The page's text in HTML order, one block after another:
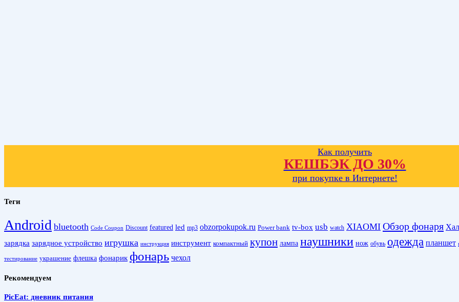
Как получить
КЕШБЭК ДО 30%
при покупке в Интернете!
Теги
Android bluetooth Code Coupon Discount featured led mp3 obzorpokupok.ru Power bank tv-box usb watch XIAOMI Обзор фонаря
зарядка зарядное устройство игрушка инструкция инструмент компактный купон лампа наушники нож обувь одежда планшет
тестирование украшение флешка фонарик фонарь чехол
Рекомендуем
PicEat: дневник питания